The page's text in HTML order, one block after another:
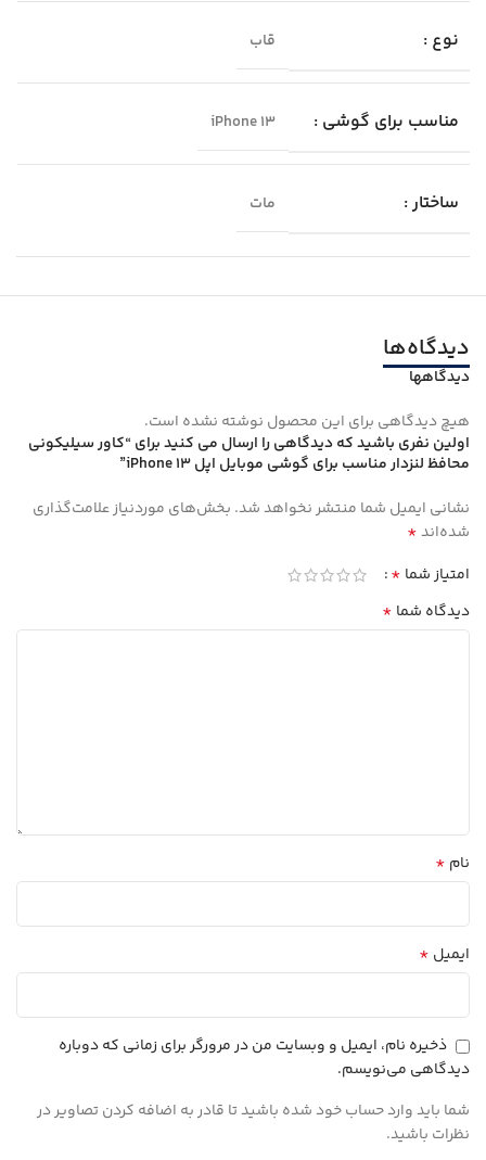
نوع : قاب
مناسب برای گوشی : iPhone 13
ساختار : مات
دیدگاه‌ها
دیدگاهها
هیچ دیدگاهی برای این محصول نوشته نشده است.
اولین نفری باشید که دیدگاهی را ارسال می کنید برای “کاور سیلیکونی
محافظ لنزدار مناسب برای گوشی موبایل اپل iPhone 13”
نشانی ایمیل شما منتشر نخواهد شد. بخش‌های موردنیاز علامت‌گذاری
شده‌اند*
امتیاز شما *
دیدگاه شما *
نام *
ایمیل *
ذخیره نام، ایمیل و وبسایت من در مرورگر برای زمانی که دوباره
دیدگاهی می‌نویسم.
شما باید وارد حساب خود شده باشید تا قادر به اضافه کردن تصاویر در
نظرات باشید.